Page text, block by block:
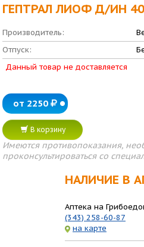
ГЕПТРАЛ ЛИОФ Д/ИН
Производитель:
Отпуск:
Данный товар не доставляется
от 2250
В корзину
Имеются противопоказания,
проконсультироваться со
НАЛИЧИЕ В
Аптека на
(343) 258-60-87
на карте